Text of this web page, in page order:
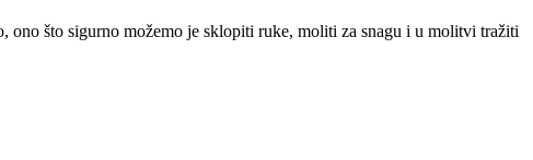
ono što sigurno možemo je sklopiti ruke, moliti za snagu i u molitvi tražiti